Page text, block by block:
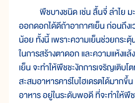
พืชบางชนิด เช่น ลื้นจี่ ลำไย มะ
ออกดอกได้ดีถ้าอากาศเย็น ก่อนถึง
น้อย ทั้งนี้ เพราะความเย็นช่วยกระ
ในการสร้างตาดอก และความแห้ง
เย็น จะทำให้พืชชะงักการเจริญเติบโ
สะสมอาหารคาร์โบไฮเดรตได้มากขึ้
อาหาร อยู่ในระดับพอดี ที่จะทำให้